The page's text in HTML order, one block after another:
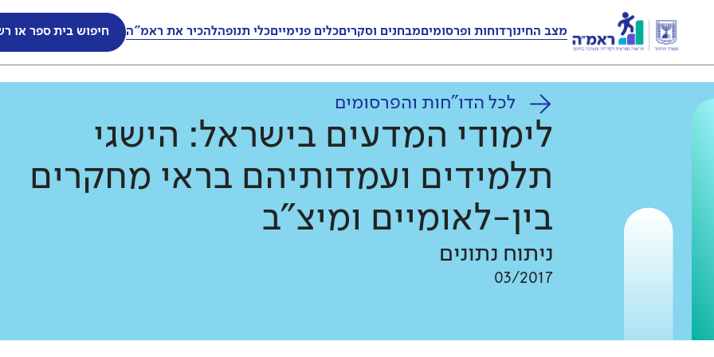
מצב החינוךדוחות ופרסומיםמבחנים וסקריםכלים פנימייםכלי תנופהלהכיר את ראמ"ה חיפוש בית ספר או
לכל הדו"חות והפרסומים
לימודי המדעים בישראל: הישגי
תלמידים ועמדותיהם בראי מחקרים
בין-לאומיים ומיצ"ב
ניתוח נתונים
03/2017